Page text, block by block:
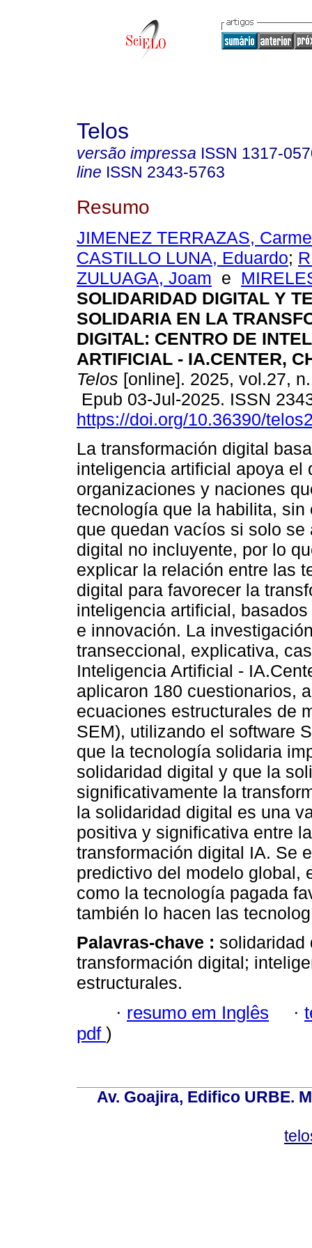
Telos
versão impressa ISSN 1317-
line ISSN 2343-5763
Resumo
JIMENEZ TERRAZAS,
CASTILLO LUNA, Eduardo;
ZULUAGA, Joam e
SOLIDARIDAD DIGITAL Y
SOLIDARIA EN LA
DIGITAL: CENTRO DE
ARTIFICIAL - IA.CENTER,
Telos [online]. 2025, vol.27,
Epub 03-Jul-2025. ISSN
https://doi.org/10.36390/
La transformación digital
inteligencia artificial apoya el
organizaciones y naciones
tecnología que la habilita,
que quedan vacíos si solo
digital no incluyente, por lo
explicar la relación entre las
digital para favorecer la
inteligencia artificial,
e innovación. La
transeccional, explicativa,
Inteligencia Artificial -
aplicaron 180 cuestionarios,
ecuaciones estructurales de
SEM), utilizando el software
que la tecnología solidaria
solidaridad digital y que la
significativamente la
la solidaridad digital es una
positiva y significativa entre
transformación digital IA. Se
predictivo del modelo global,
como la tecnología pagada
también lo hacen las
Palavras-chave : solidaridad
transformación digital;
estructurales.
· resumo em Inglês ·
pdf )
Av. Goajira, Edifico URBE.